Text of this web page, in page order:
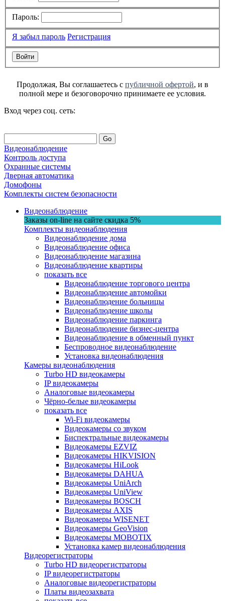
Пароль:
Я забыл пароль Регистрация
Продолжая, Вы соглашаетесь с публичной офертой, и в
полной мере и безоговорочно принимаете ее условия.
Вход через соц. сеть:
Go
Видеонаблюдение
Контроль доступа
Охранные системы
Дверная автоматика
Домофоны
Комплекты систем безопасности
Видеонаблюдение
Заказы on-line на сaйте скидка 5%
Комплекты видеонаблюдения
Видеонаблюдение дома
Видеонаблюдение офиса
Видеонаблюдение магазина
Видеонаблюдение квартиры
показать все
Видеонаблюдение торгового центра
Видеонаблюдение автомойки
Видеонаблюдение больницы
Видеонаблюдение школы
Видеонаблюдение паркинга
Видеонаблюдение бизнес-центра
Видеонаблюдение в обменный пункт
Беспроводное видеонаблюдение
Установка видеонаблюдения
Камеры видеонаблюдения
Turbo HD видеокамеры
IP видеокамеры
Аналоговые видеокамеры
Чёрно-белые видеокамеры
показать все
Wi-Fi видеокамеры
Видеокамеры со звуком
Биспектральные видеокамеры
Видеокамеры EZVIZ
Видеокамеры HIKVISION
Видеокамеры HiLook
Видеокамеры DAHUA
Видеокамеры UniArch
Видеокамеры UniView
Видеокамеры BOSCH
Видеокамеры AXIS
Видеокамеры WISENET
Видеокамеры GeoVision
Видеокамеры MOBOTIX
Установка камер видеонаблюдения
Видеорегистраторы
Turbo HD видеорегистраторы
IP видеорегистраторы
Аналоговые видеорегистраторы
Платы видеозахвата